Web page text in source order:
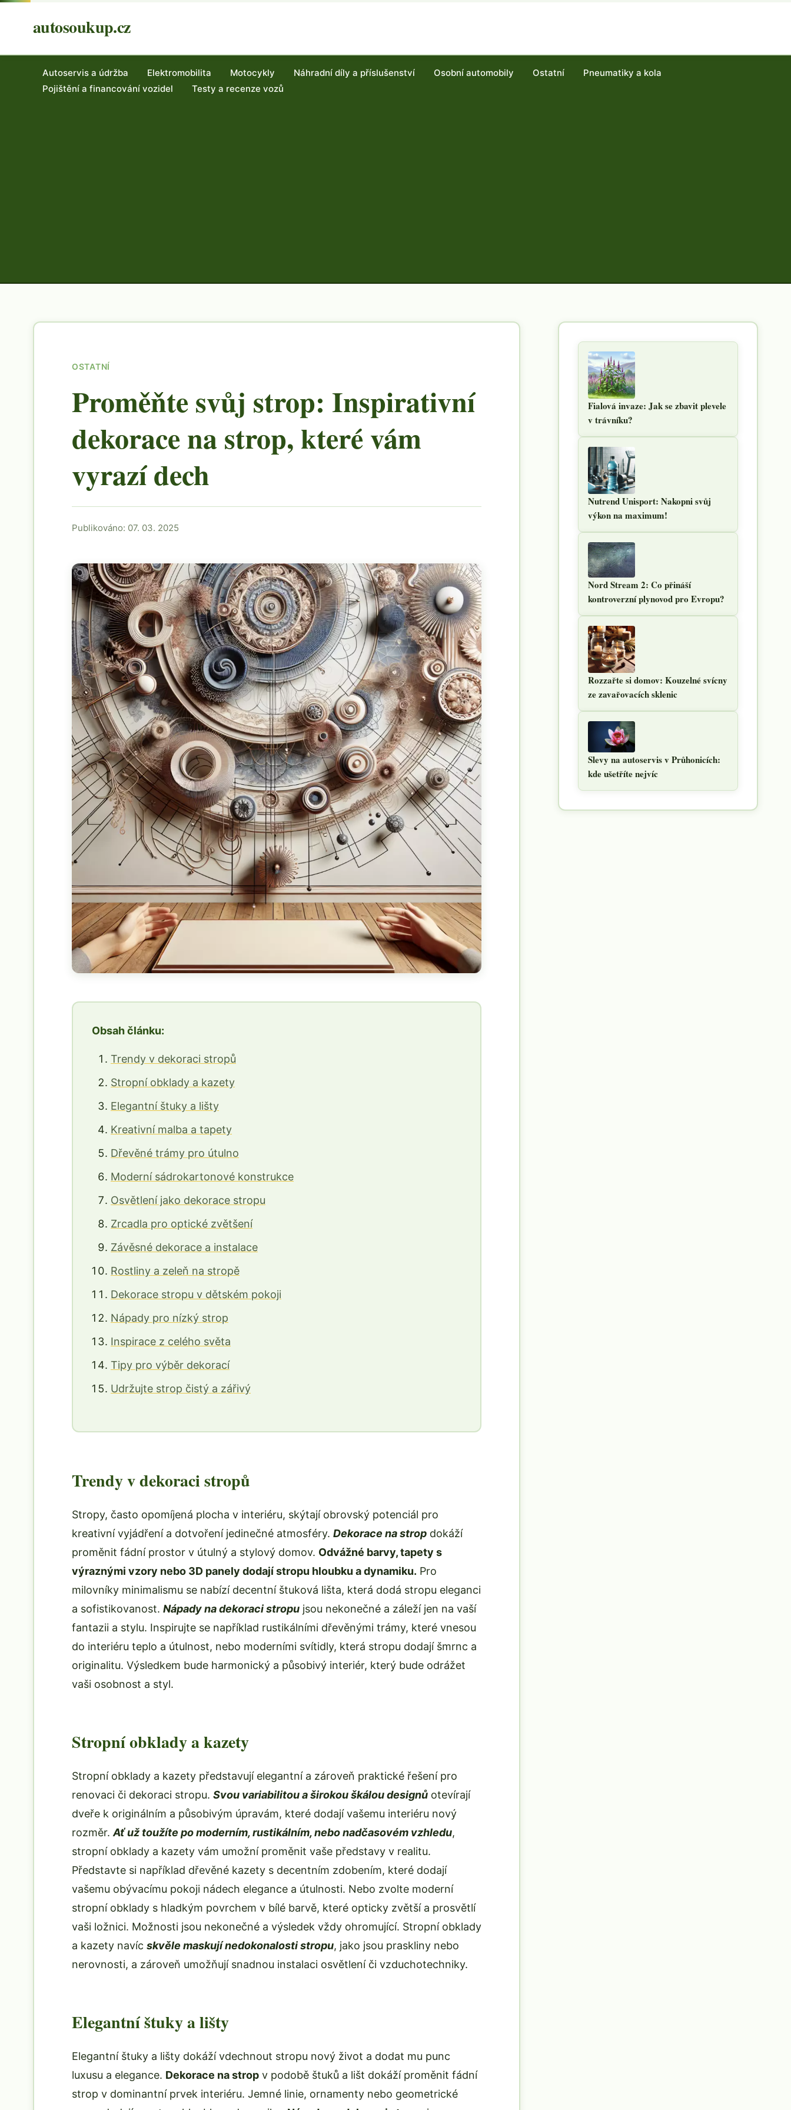
autosoukup.cz
Autoservis a údržba Elektromobilita Motocykly Náhradní díly a příslušenství Osobní automobily Ostatní
Pneumatiky a kola
Pojištění a financování vozidel
Testy a recenze vozů
OSTATNÍ
Proměňte svůj strop: Inspirativní
dekorace na strop, které vám
vyrazí dech
Publikováno: 07. 03. 2025
Obsah článku:
Trendy v dekoraci stropů
Stropní obklady a kazety
Elegantní štuky a lišty
Kreativní malba a tapety
Dřevěné trámy pro útulno
Moderní sádrokartonové konstrukce
Osvětlení jako dekorace stropu
Zrcadla pro optické zvětšení
Závěsné dekorace a instalace
Rostliny a zeleň na stropě
Dekorace stropu v dětském pokoji
Nápady pro nízký strop
Inspirace z celého světa
Tipy pro výběr dekorací
Udržujte strop čistý a zářivý
Trendy v dekoraci stropů
Stropy, často opomíjená plocha v interiéru, skýtají obrovský potenciál pro
kreativní vyjádření a dotvoření jedinečné atmosféry. Dekorace na strop dokáží
proměnit fádní prostor v útulný a stylový domov. Odvážné barvy, tapety s
výraznými vzory nebo 3D panely dodají stropu hloubku a dynamiku. Pro
milovníky minimalismu se nabízí decentní štuková lišta, která dodá stropu eleganci
a sofistikovanost. Nápady na dekoraci stropu jsou nekonečné a záleží jen na vaší
fantazii a stylu. Inspirujte se například rustikálními dřevěnými trámy, které vnesou
do interiéru teplo a útulnost, nebo moderními svítidly, která stropu dodají šmrnc a
originalitu. Výsledkem bude harmonický a působivý interiér, který bude odrážet
vaši osobnost a styl.
Stropní obklady a kazety
Stropní obklady a kazety představují elegantní a zároveň praktické řešení pro
renovaci či dekoraci stropu. Svou variabilitou a širokou škálou designů otevírají
dveře k originálním a působivým úpravám, které dodají vašemu interiéru nový
rozměr. Ať už toužíte po moderním, rustikálním, nebo nadčasovém vzhledu,
stropní obklady a kazety vám umožní proměnit vaše představy v realitu.
Představte si například dřevěné kazety s decentním zdobením, které dodají
vašemu obývacímu pokoji nádech elegance a útulnosti. Nebo zvolte moderní
stropní obklady s hladkým povrchem v bílé barvě, které opticky zvětší a prosvětlí
vaši ložnici. Možnosti jsou nekonečné a výsledek vždy ohromující. Stropní obklady
a kazety navíc skvěle maskují nedokonalosti stropu, jako jsou praskliny nebo
nerovnosti, a zároveň umožňují snadnou instalaci osvětlení či vzduchotechniky.
Elegantní štuky a lišty
Elegantní štuky a lišty dokáží vdechnout stropu nový život a dodat mu punc
luxusu a elegance. Dekorace na strop v podobě štuků a lišt dokáží proměnit fádní
strop v dominantní prvek interiéru. Jemné linie, ornamenty nebo geometrické
Fialová invaze: Jak se zbavit plevele
v trávníku?
Nutrend Unisport: Nakopni svůj
výkon na maximum!
Nord Stream 2: Co přináší
kontroverzní plynovod pro Evropu?
Rozzařte si domov: Kouzelné svícny
ze zavařovacích sklenic
Slevy na autoservis v Průhonicích:
kde ušetříte nejvíc